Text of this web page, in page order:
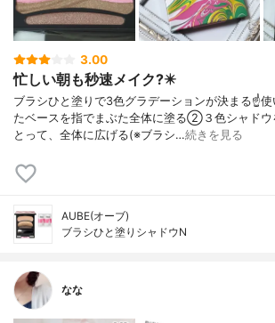
3.00
忙しい朝も秒速メイク?️✴️
ブラシひと塗りで3色グラデーションが決まる☝️
たベースを指でまぶた全体に塗る②３色シャドウ
とって、全体に広げる(※ブラシ…続きを見る
AUBE(オーブ)
ブラシひと塗りシャドウN
なな